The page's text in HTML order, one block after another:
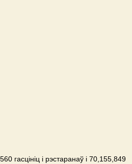
гасцініц і рэстаранаў і 70,155,849